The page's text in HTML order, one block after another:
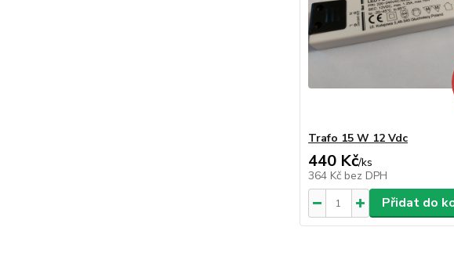
Trafo 15 W 12 Vdc
440 Kč/ks
364 Kč bez DPH
Přidat do